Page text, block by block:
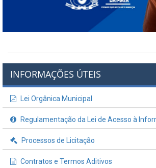
INFORMAÇÕES ÚTEIS
Lei Orgânica Municipal
Regulamentação da Lei de Acesso à
Processos de Licitação